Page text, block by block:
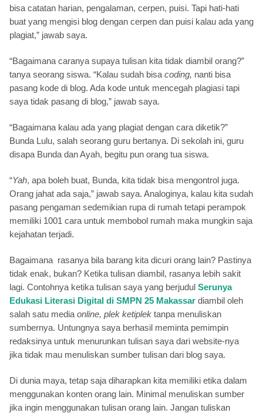
bisa catatan harian, pengalaman, cerpen, puisi. Tapi hati-hati
buat yang mengisi blog dengan cerpen dan puisi kalau ada yang
plagiat,” jawab saya.
“Bagaimana caranya supaya tulisan kita tidak diambil orang?”
tanya seorang siswa. “Kalau sudah bisa coding, nanti bisa
pasang kode di blog. Ada kode untuk mencegah plagiasi tapi
saya tidak pasang di blog,” jawab saya.
“Bagaimana kalau ada yang plagiat dengan cara diketik?”
Bunda Lulu, salah seorang guru bertanya. Di sekolah ini, guru
disapa Bunda dan Ayah, begitu pun orang tua siswa.
“Yah, apa boleh buat, Bunda, kita tidak bisa mengontrol juga.
Orang jahat ada saja,” jawab saya. Analoginya, kalau kita sudah
pasang pengaman sedemikian rupa di rumah tetapi perampok
memiliki 1001 cara untuk membobol rumah maka mungkin saja
kejahatan terjadi.
Bagaimana rasanya bila barang kita dicuri orang lain? Pastinya
tidak enak, bukan? Ketika tulisan diambil, rasanya lebih sakit
lagi. Contohnya ketika tulisan saya yang berjudul Serunya
Edukasi Literasi Digital di SMPN 25 Makassar diambil oleh
salah satu media online, plek ketiplek tanpa menuliskan
sumbernya. Untungnya saya berhasil meminta pemimpin
redaksinya untuk menurunkan tulisan saya dari website-nya
jika tidak mau menuliskan sumber tulisan dari blog saya.
Di dunia maya, tetap saja diharapkan kita memiliki etika dalam
menggunakan konten orang lain. Minimal menuliskan sumber
jika ingin menggunakan tulisan orang lain. Jangan tuliskan